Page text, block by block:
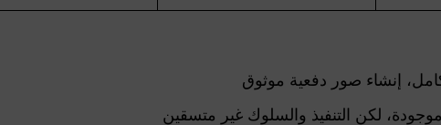
إنشاء صور دفعية موثوق
لكن التنفيذ والسلوك غير متسقين